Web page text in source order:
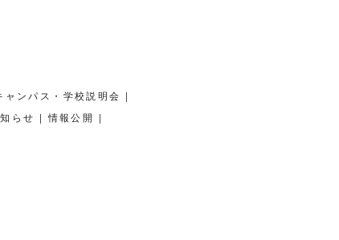
ャンパス・学校説明会 |
らせ |情報公開 |